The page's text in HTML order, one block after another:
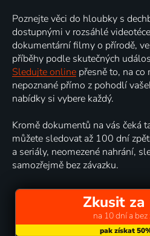
Poznejte věci do hloubky s
dostupnými v rozsáhlé
dokumentární filmy o přírodě,
příběhy podle skutečných
Sledujte online přesně to, na co
nepoznané přímo z pohodlí
nabídky si vybere každý.
Kromě dokumentů na vás čeká
můžete sledovat až 100 dní
a seriály, neomezené nahrání,
samozřejmě bez závazku.
Zkusit za
na 10 dní a bez